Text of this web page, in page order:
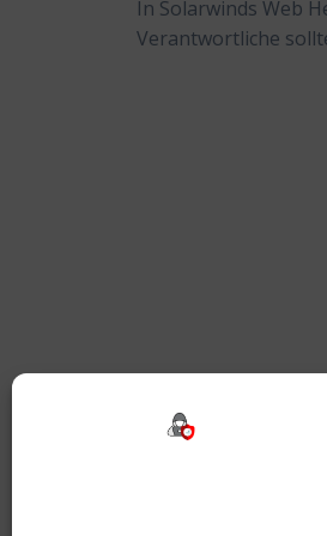
In Solarwinds Web
Verantwortliche